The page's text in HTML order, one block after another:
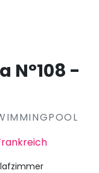
N°108 -